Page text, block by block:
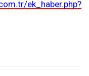
ek_haber.php?